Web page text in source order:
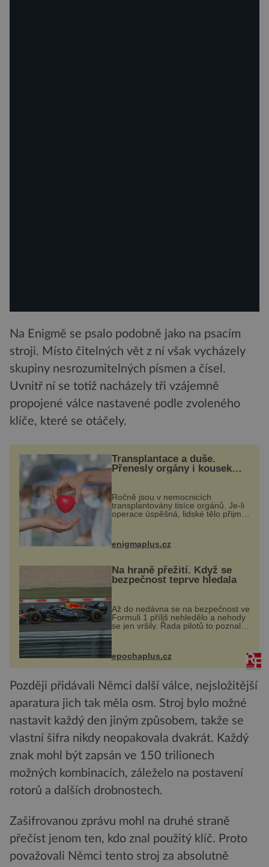
Na Enigmě se psalo podobně jako na psacím
stroji. Místo čitelných vět z ní však vycházely
skupiny nesrozumitelných písmen a čísel.
Uvnitř ní se totiž nacházely tři vzájemně
propojené válce nastavené podle zvoleného
klíče, které se otáčely.
Transplantace a duše.
Přenesly orgány i kousek
Ročně jsou v nemocnicích
transplantovány tisíce orgánů. Je-li
operace úspěšná, lidské tělo přijme
co když při transplantaci
nepřijímám...
enigmaplus.cz
Na hraně přežití. Když se
bezpečnost teprve hledala
Až do nedávna se na bezpečnost ve
Formuli 1 příliš nehledělo a nehody
se jen vršily. Řada pilotů to poznala
na vlastní kůži, často s trvalými
následky nebo bohužel i ztrátou
života. Dnes nepochopiteln...
epochaplus.cz
Později přidávali Němci další válce, nejsložitější
aparatura jich tak měla osm. Stroj bylo možné
nastavit každý den jiným způsobem, takže se
vlastní šifra nikdy neopakovala dvakrát. Každý
znak mohl být zapsán ve 150 trilionech
možných kombinacích, záleželo na postavení
rotorů a dalších drobnostech.
Zašifrovanou zprávu mohl na druhé straně
přečíst jenom ten, kdo znal použitý klíč. Proto
považovali Němci tento stroj za absolutně